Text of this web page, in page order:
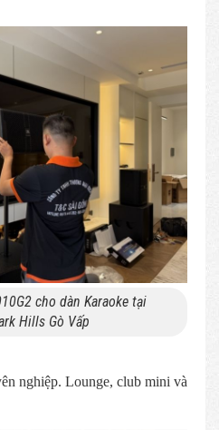
cho dàn Karaoke tại
Hills Gò Vấp
nghiệp. Lounge, club mini và